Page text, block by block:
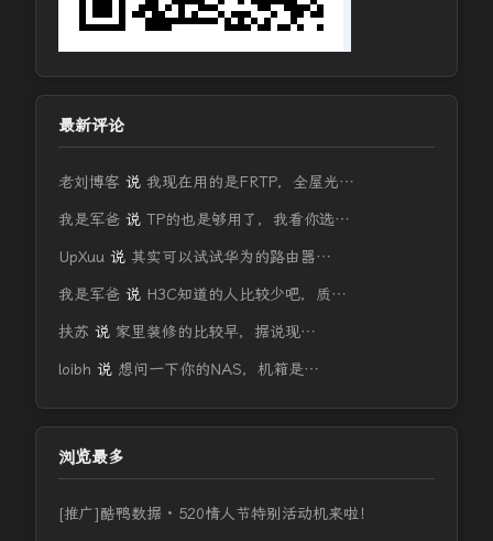
最新评论
老刘博客 说 我现在用的是FRTP，全屋光…
我是军爸 说 TP的也是够用了，我看你选…
UpXuu 说 其实可以试试华为的路由器…
我是军爸 说 H3C知道的人比较少吧，质…
扶苏 说 家里装修的比较早，据说现…
loibh 说 想问一下你的NAS，机箱是…
浏览最多
[推广]酷鸭数据 · 520情人节特别活动机来啦！